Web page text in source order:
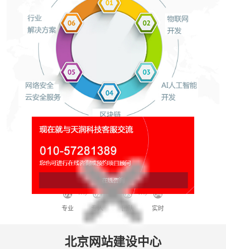
网络平台运营维护
秘书/团队/专家/管家/伙伴!
专业 专人 团队 实时
北京网站建设中心